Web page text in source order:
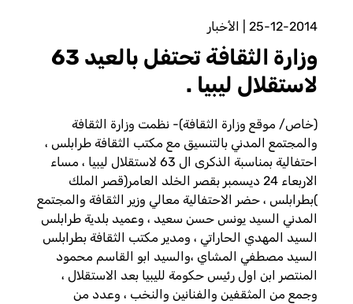
25-12-2014 الأخبار
وزارة الثقافة تحتفل بالعيد 63
لاستقلال ليبيا .
(خاص/ موقع وزارة الثقافة)- نظمت وزارة الثقافة
والمجتمع المدني بالتنسيق مع مكتب الثقافة طرابلس ،
احتفالية بمناسبة الذكرى ال 63 لاستقلال ليبيا ، مساء
الاربعاء 24 ديسمبر بقصر الخلد العامر(قصر الملك
)بطرابلس ، حضر الاحتفالية معالي وزير الثقافة والمجتمع
المدني السيد يونس حسن سعيد ، وعميد بلدية طرابلس
السيد المهدي الحاراتي ، ومدير مكتب الثقافة بطرابلس
السيد مصطفي المشاي ،والسيد ابو القاسم محمود
المنتصر ابن اول رئيس حكومة لليبيا بعد الاستقلال ،
وجمع من المثقفين والفنانين والنخب ، وعدد من